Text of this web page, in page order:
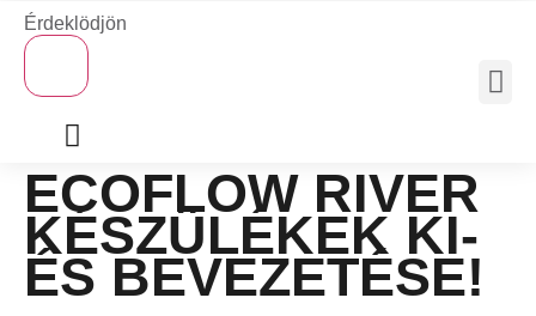
Érdeklödjön
ECOFLOW RIVER
KÉSZÜLÉKEK KI-
ÉS BEVEZETÉSE!